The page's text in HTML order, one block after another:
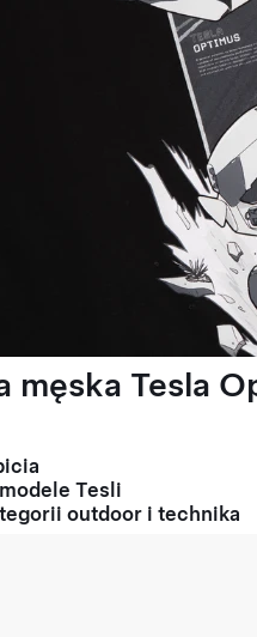
męska Tesla
Tesli
outdoor i technika